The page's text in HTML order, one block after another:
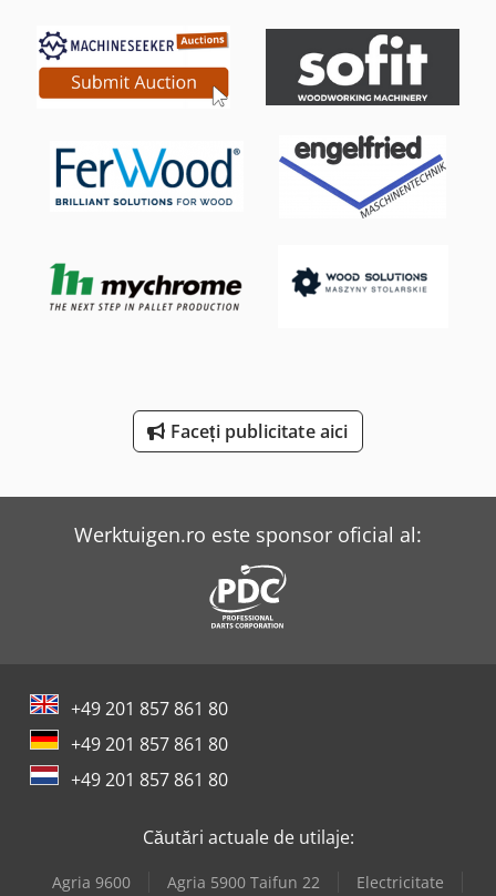
Haas Vm-2
Holzkraft Vsa 38 L
Huvema Hu 230 Dg
Lagun L 1400
Lagun L 850
Mercedes-Benz V
Faceți publicitate aici
Werktuigen.ro este sponsor oficial al:
+49 201 857 861 80
+49 201 857 861 80
+49 201 857 861 80
Căutări actuale de utilaje:
Agria 9600 Agria 5900 Taifun 22
Electricitate